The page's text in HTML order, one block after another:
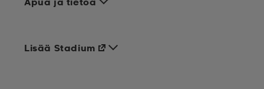
Lisää Stadium